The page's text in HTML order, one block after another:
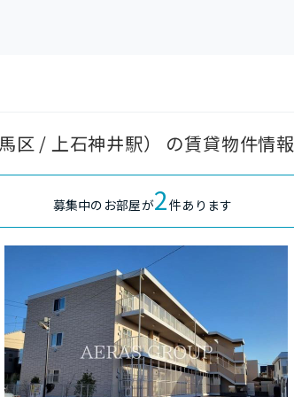
区 / 上石神井駅） の賃貸物件情報
募集中のお部屋が2件あります